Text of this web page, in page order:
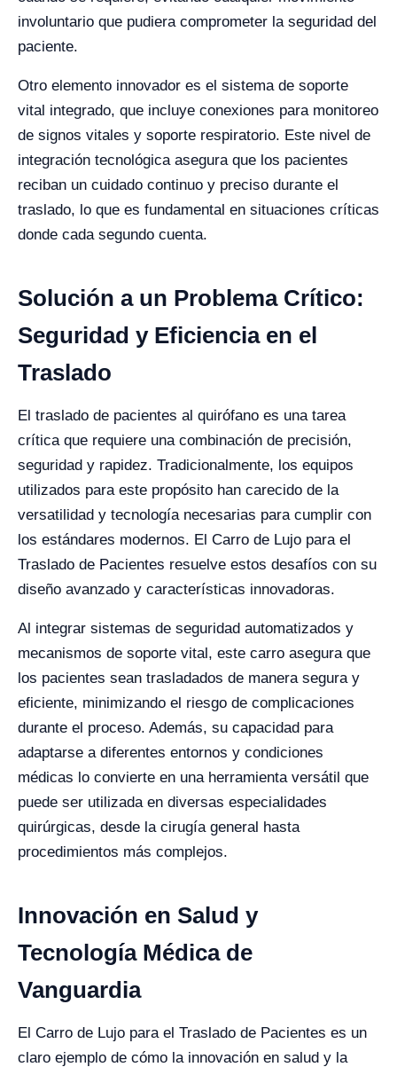
involuntario que pudiera comprometer la seguridad del
paciente.
Otro elemento innovador es el sistema de soporte
vital integrado, que incluye conexiones para monitoreo
de signos vitales y soporte respiratorio. Este nivel de
integración tecnológica asegura que los pacientes
reciban un cuidado continuo y preciso durante el
traslado, lo que es fundamental en situaciones críticas
donde cada segundo cuenta.
Solución a un Problema Crítico:
Seguridad y Eficiencia en el
Traslado
El traslado de pacientes al quirófano es una tarea
crítica que requiere una combinación de precisión,
seguridad y rapidez. Tradicionalmente, los equipos
utilizados para este propósito han carecido de la
versatilidad y tecnología necesarias para cumplir con
los estándares modernos. El Carro de Lujo para el
Traslado de Pacientes resuelve estos desafíos con su
diseño avanzado y características innovadoras.
Al integrar sistemas de seguridad automatizados y
mecanismos de soporte vital, este carro asegura que
los pacientes sean trasladados de manera segura y
eficiente, minimizando el riesgo de complicaciones
durante el proceso. Además, su capacidad para
adaptarse a diferentes entornos y condiciones
médicas lo convierte en una herramienta versátil que
puede ser utilizada en diversas especialidades
quirúrgicas, desde la cirugía general hasta
procedimientos más complejos.
Innovación en Salud y
Tecnología Médica de
Vanguardia
El Carro de Lujo para el Traslado de Pacientes es un
claro ejemplo de cómo la innovación en salud y la